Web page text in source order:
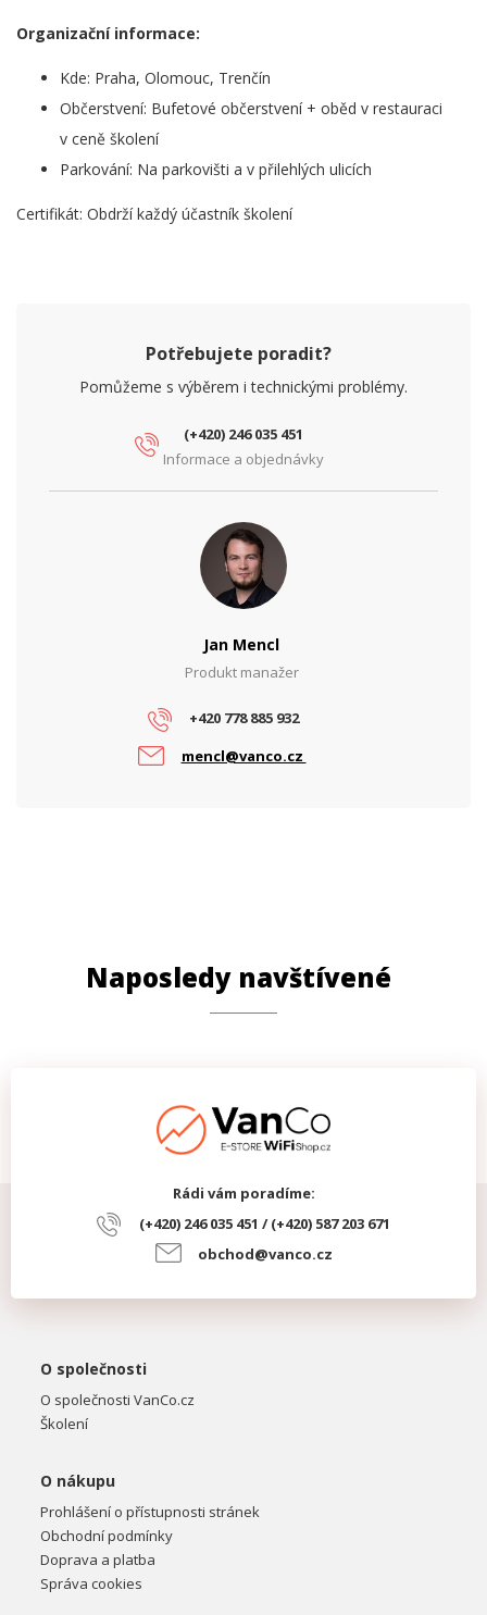
Organizační informace:
Kde: Praha, Olomouc, Trenčín
Občerstvení: Bufetové občerstvení + oběd v restauraci
v ceně školení
Parkování: Na parkovišti a v přilehlých ulicích
Certifikát: Obdrží každý účastník školení
Potřebujete poradit?
Pomůžeme s výběrem i technickými problémy.
(+420) 246 035 451
Informace a objednávky
Jan Mencl
Produkt manažer
+420 778 885 932
mencl@vanco.cz
Naposledy navštívené
Rádi vám poradíme:
(+420) 246 035 451 / (+420) 587 203 671
obchod@vanco.cz
O společnosti
O společnosti VanCo.cz
Školení
O nákupu
Prohlášení o přístupnosti stránek
Obchodní podmínky
Doprava a platba
Správa cookies